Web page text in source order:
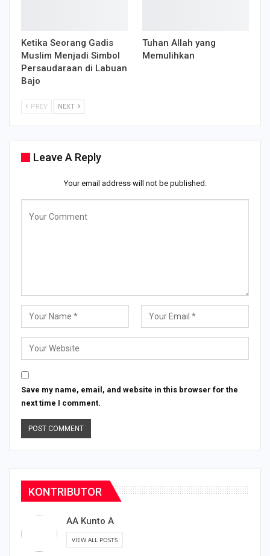
Ketika Seorang Gadis
Muslim Menjadi Simbol
Persaudaraan di Labuan
Bajo
Tuhan Allah yang
Memulihkan
PREV NEXT
Leave A Reply
Your email address will not be published.
Save my name, email, and website in this browser for the
next time I comment.
KONTRIBUTOR
AA Kunto A
VIEW ALL POSTS